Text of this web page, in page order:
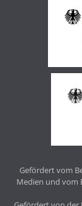
Gefördert vom
Medien und vom